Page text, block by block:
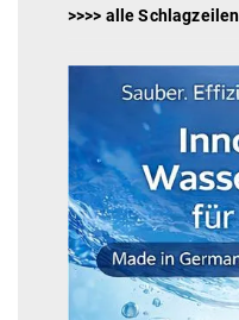
>>>> alle